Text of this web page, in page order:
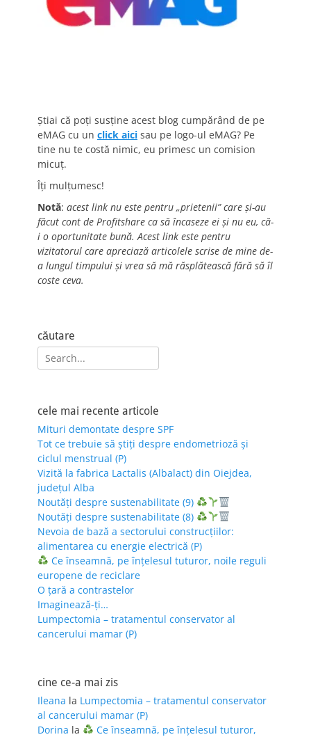
Știai că poți susține acest blog cumpărând de pe
eMAG cu un click aici sau pe logo-ul eMAG? Pe
tine nu te costă nimic, eu primesc un comision
micuț.
Îți mulțumesc!
Notă: acest link nu este pentru „prietenii” care și-au
făcut cont de Profitshare ca să încaseze ei și nu eu, că-
i o oportunitate bună. Acest link este pentru
vizitatorul care apreciază articolele scrise de mine de-
a lungul timpului și vrea să mă răsplătească fără să îl
coste ceva.
căutare
Search
for:
cele mai recente articole
Mituri demontate despre SPF
Tot ce trebuie să știți despre endometrioză și
ciclul menstrual (P)
Vizită la fabrica Lactalis (Albalact) din Oiejdea,
județul Alba
Noutăți despre sustenabilitate (9)
Noutăți despre sustenabilitate (8)
Nevoia de bază a sectorului construcțiilor:
alimentarea cu energie electrică (P)
Ce înseamnă, pe înțelesul tuturor, noile reguli
europene de reciclare
O țară a contrastelor
Imaginează-ți…
Lumpectomia – tratamentul conservator al
cancerului mamar (P)
cine ce-a mai zis
Ileana la Lumpectomia – tratamentul conservator
al cancerului mamar (P)
Dorina la
Ce înseamnă, pe înțelesul tuturor,